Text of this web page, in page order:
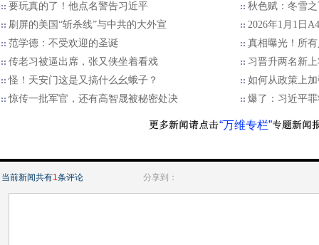
要玩真的了！他点名警告习近平
秋色赋：冬雪
刷屏的美国“斩杀线”与中共的大外宣
2026年1月1日
范学德：不受欢迎的圣诞
真相曝光！所
传老习被逼出席，张又侠坐着看戏
习晋升两名新
怪！天安门这是又搞什么幺蛾子？
如何从政策上
惊传一批军官，还有高智晟被秘密处决
爆了：习近平
“万维专栏”
当前新闻共有1条评论 分享到：